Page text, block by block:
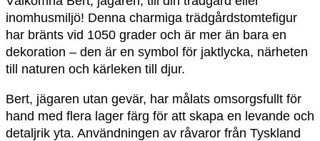
inomhusmiljö! Denna charmiga trädgårdstomtefigur
har bränts vid 1050 grader och är mer än bara en
dekoration – den är en symbol för jaktlycka, närheten
till naturen och kärleken till djur.
Bert, jägaren utan gevär, har målats omsorgsfullt för
hand med flera lager färg för att skapa en levande och
detaljrik yta. Användningen av råvaror från Tyskland